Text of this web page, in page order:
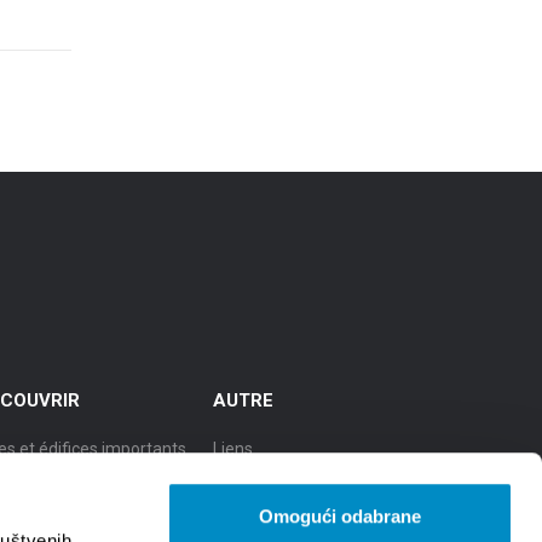
Omogući odabrane
et édifices importants
AUTRE
Liens